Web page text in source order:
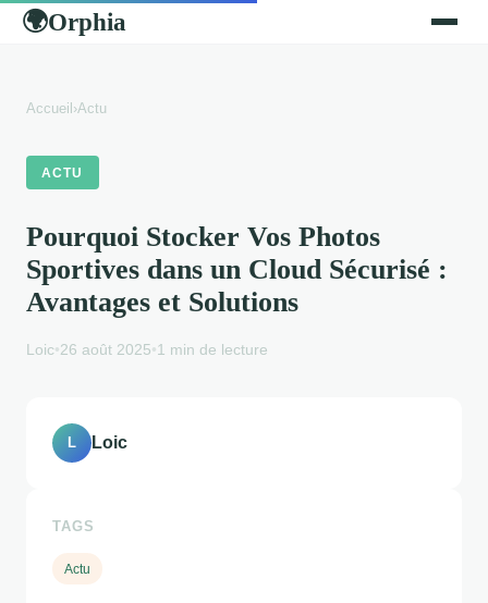
🌍Orphia
Accueil ›Actu
ACTU
Pourquoi Stocker Vos Photos
Sportives dans un Cloud Sécurisé :
Avantages et Solutions
Loic•26 août 2025•1 min de lecture
L Loic
TAGS
Actu